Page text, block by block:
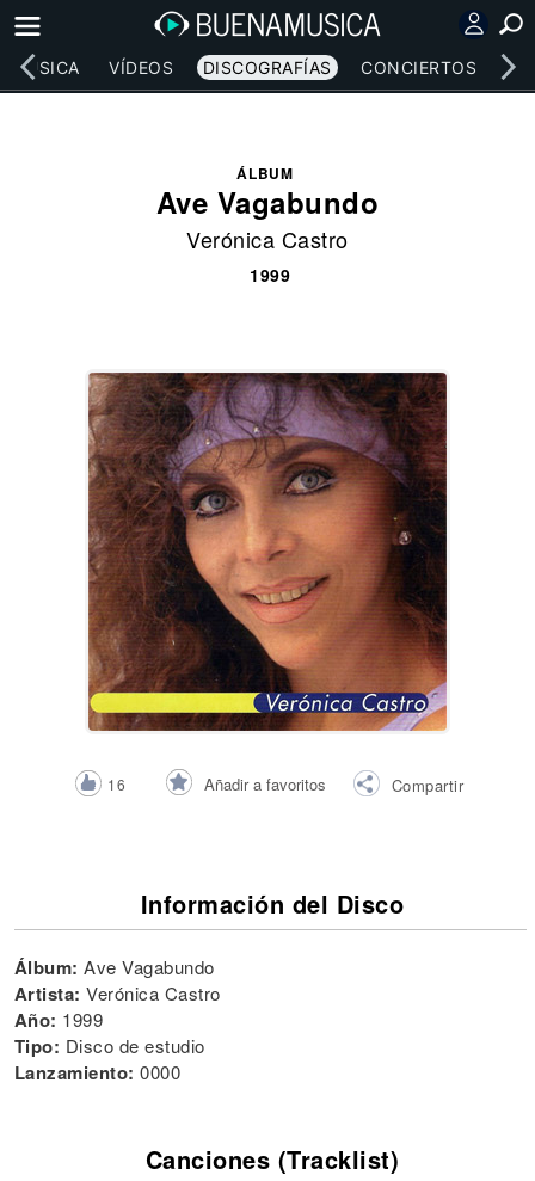
MÚSICA VÍDEOS DISCOGRAFÍAS CONCIERTOS
ÁLBUM
Ave Vagabundo
Verónica Castro
1999
16 Añadir a favoritos Compartir
Información del Disco
Álbum: Ave Vagabundo
Artista: Verónica Castro
Año: 1999
Tipo: Disco de estudio
Lanzamiento: 0000
Canciones (Tracklist)